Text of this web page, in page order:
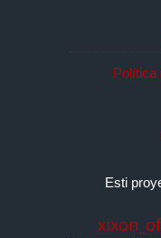
Política
Esti